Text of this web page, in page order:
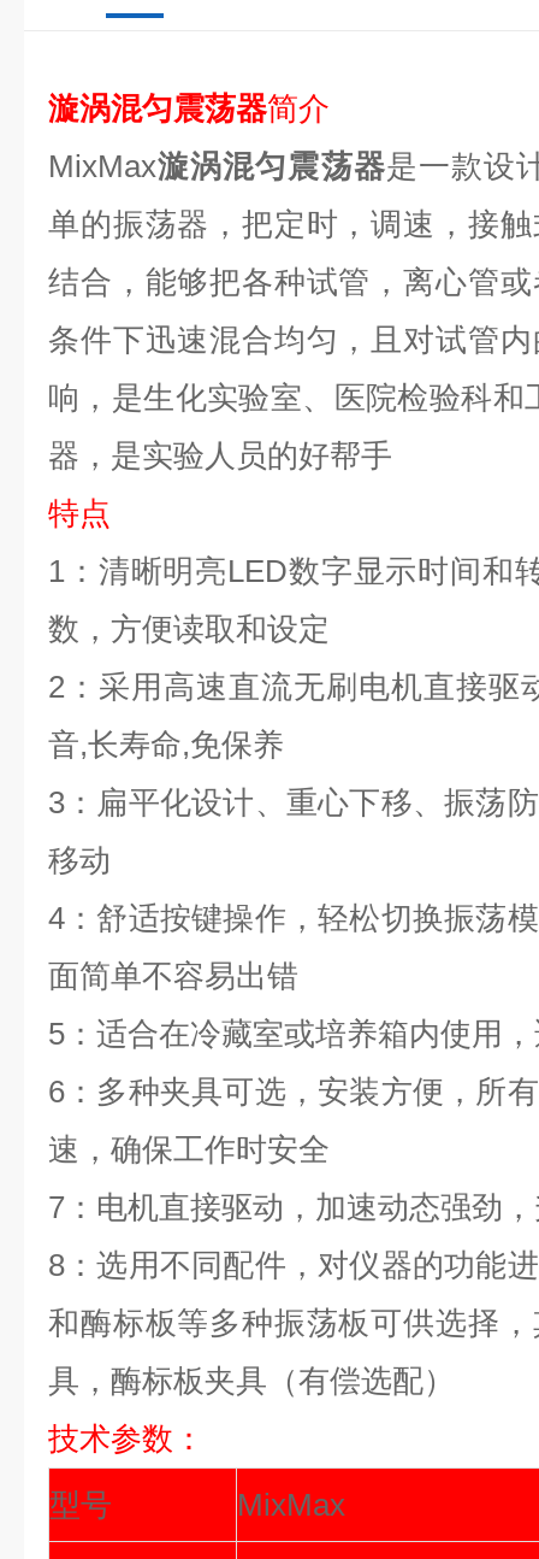
漩涡混匀震荡器简介
MixMax漩涡混匀震荡器是一款设
单的振荡器，把定时，调速，接
结合，能够把各种试管，离心管
条件下迅速混合均匀，且对试管
响，是生化实验室、医院检验科
器，是实验人员的好帮手
特点
1 ：清晰明亮LED数字显示时间和
数，方便读取和设定
2 ：采用高速直流无刷电机直接
音,长寿命,免保养
3 ：扁平化设计、重心下移、振荡
移动
4 ：舒适按键操作，轻松切换振荡
面简单不容易出错
5 ：适合在冷藏室或培养箱内使用
6 ：多种夹具可选，安装方便，所
速，确保工作时安全
7 ：电机直接驱动，加速动态强劲
8 ：选用不同配件，对仪器的功能
和酶标板等多种振荡板可供选择
具，酶标板夹具（有偿选配）
技术参数：
型号
MixMax